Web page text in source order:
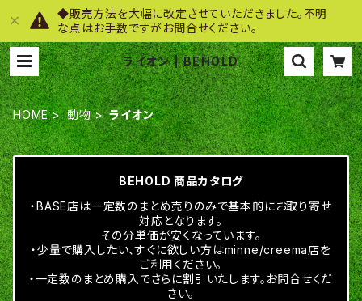
◆販売方法を大幅に改定させていただきました。不明
な点はお手数ですがお問合せください。
ライオン | BEHOLD
HOME 動物 ライオン
BEHOLD 商品カタログ
・BASE店は一定数のまとめ売りのみで基本的にお取り寄せ
対応となります。
その分単価が安くなっています。
・少量で購入したい、すぐに欲しい方はminne/creema店を
ご利用ください。
・一定数のまとめ購入でさらに割引いたします。お問合せくだ
さい。